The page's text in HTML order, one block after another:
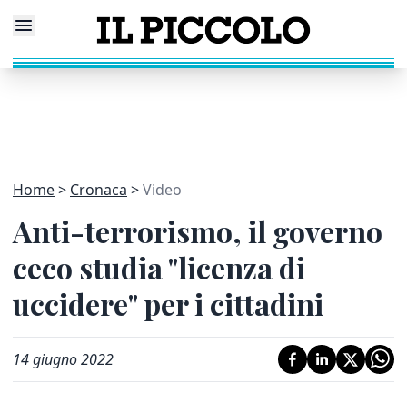
Home Cronaca Video
Anti-terrorismo, il governo
ceco studia "licenza di
uccidere" per i cittadini
14 giugno 2022